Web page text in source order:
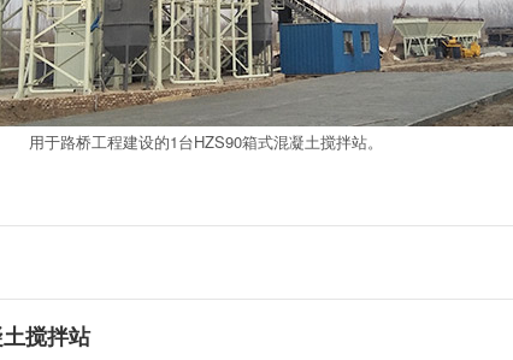
用于路桥工程建设的1台HZS90箱式混凝土搅拌站。
搅拌站